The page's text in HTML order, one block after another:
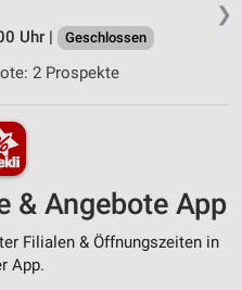
❯
Uhr |
Geschlossen
2 Prospekte
& Angebote App
Filialen & Öffnungszeiten in
App.